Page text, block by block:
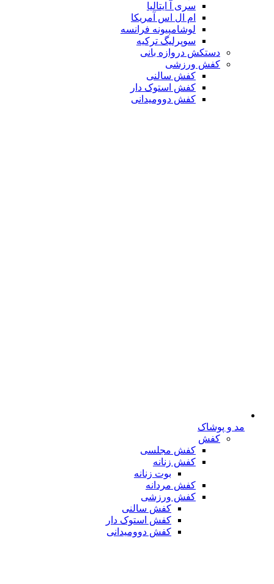
سری آ ایتالیا
ام ال اس آمریکا
لوشامپیونه فرانسه
سوپرلیگ ترکیه
دستکش دروازه بانی
کفش ورزشی
کفش سالنی
کفش استوک دار
کفش دوومیدانی
مد و پوشاک
کفش
کفش مجلسی
کفش زنانه
بوت زنانه
کفش مردانه
کفش ورزشی
کفش سالنی
کفش استوک دار
کفش دوومیدانی